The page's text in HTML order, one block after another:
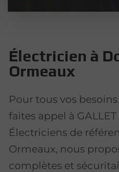
Électricien à
Ormeaux
Pour tous vos
faites appel à GALLET
Électriciens de
Ormeaux, nous
complètes et